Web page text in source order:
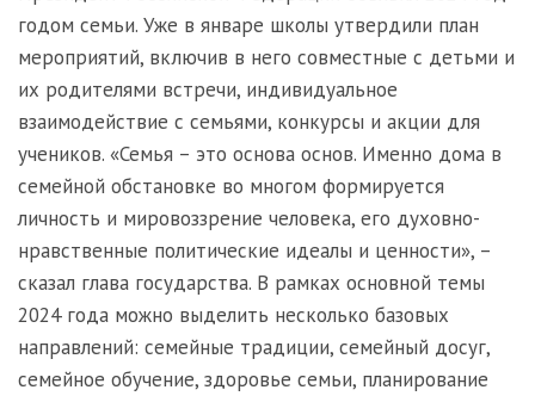
годом семьи. Уже в январе школы утвердили план
мероприятий, включив в него совместные с детьми и
их родителями встречи, индивидуальное
взаимодействие с семьями, конкурсы и акции для
учеников. «Семья – это основа основ. Именно дома в
семейной обстановке во многом формируется
личность и мировоззрение человека, его духовно-
нравственные политические идеалы и ценности», –
сказал глава государства. В рамках основной темы
2024 года можно выделить несколько базовых
направлений: семейные традиции, семейный досуг,
семейное обучение, здоровье семьи, планирование